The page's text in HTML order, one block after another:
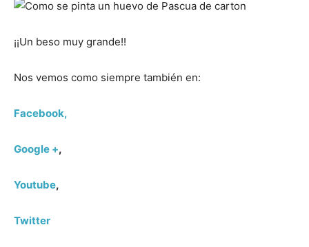
¡¡Un beso muy grande!!
Nos vemos como siempre también en:
Facebook,
Google +,
Youtube,
Twitter